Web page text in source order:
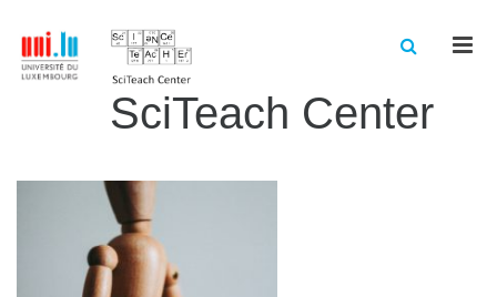
SciTeach Center